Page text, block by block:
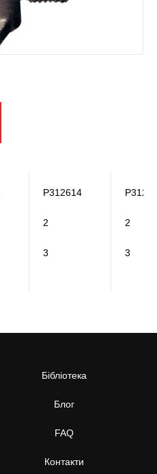
P312614
2 2
3 3
Бібліотека
Блог
FAQ
Контакти